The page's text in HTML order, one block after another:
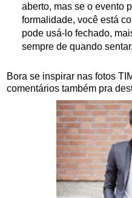
aberto, mas se o evento
formalidade, você está
pode usá-lo fechado,
sempre de quando
Bora se inspirar nas fotos
comentários também pra